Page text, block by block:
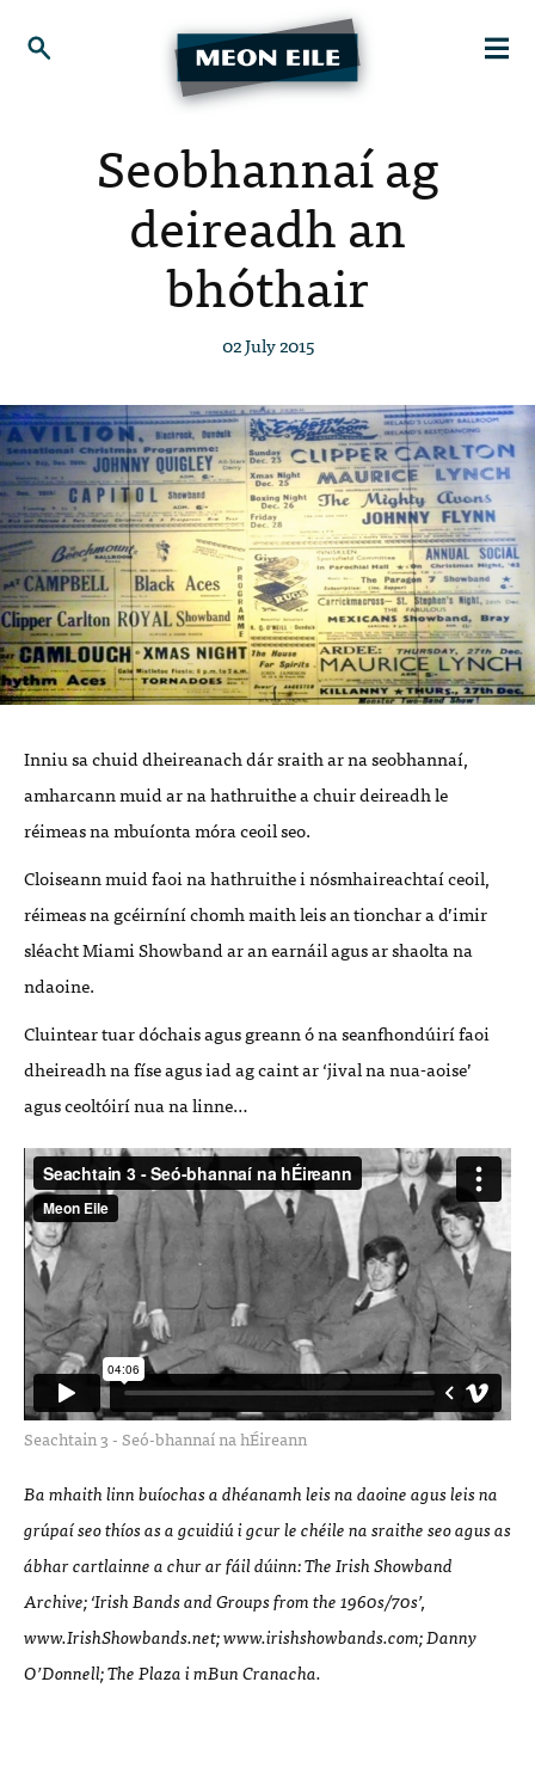
Seobhannaí ag
deireadh an
bhóthair
02 July 2015
Inniu sa chuid dheireanach dár sraith ar na seobhannaí,
amharcann muid ar na hathruithe a chuir deireadh le
réimeas na mbuíonta móra ceoil seo.
Cloiseann muid faoi na hathruithe i nósmhaireachtaí ceoil,
réimeas na gcéirníní chomh maith leis an tionchar a d’imir
sléacht Miami Showband ar an earnáil agus ar shaolta na
ndaoine.
Cluintear tuar dóchais agus greann ó na seanfhondúirí faoi
dheireadh na físe agus iad ag caint ar ‘jival na nua-aoise’
agus ceoltóirí nua na linne…
Seachtain 3 - Seó-bhannaí na hÉireann
Ba mhaith linn buíochas a dhéanamh leis na daoine agus leis na
grúpaí seo thíos as a gcuidiú i gcur le chéile na sraithe seo agus as
ábhar cartlainne a chur ar fáil dúinn: The Irish Showband
Archive; ‘Irish Bands and Groups from the 1960s/70s’,
www.IrishShowbands.net; www.irishshowbands.com; Danny
O’Donnell; The Plaza i mBun Cranacha.